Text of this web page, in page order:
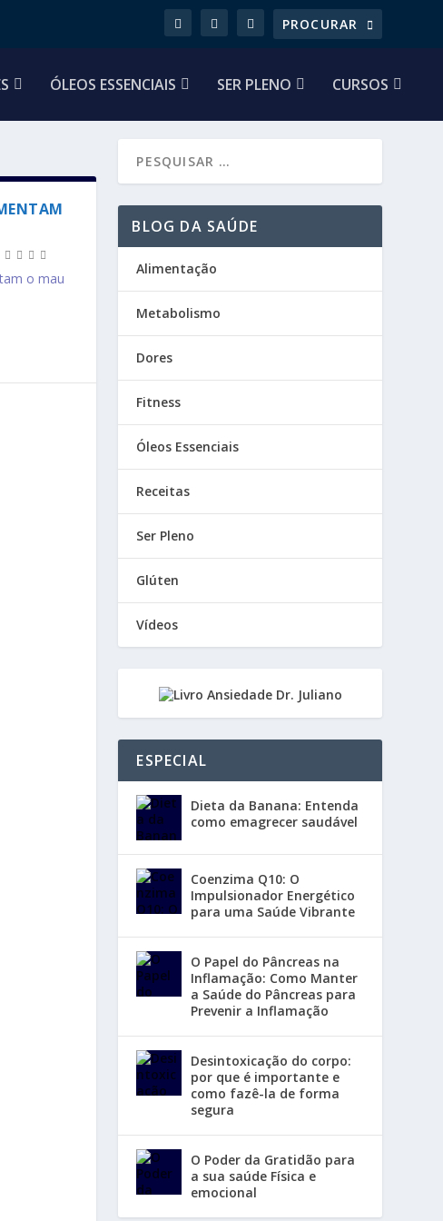
ÓLEOS ESSENCIAIS SER PLENO CURSOS
o mau
BLOG DA SAÚDE
Alimentação
Metabolismo
Dores
Fitness
Óleos Essenciais
Receitas
Ser Pleno
Glúten
Vídeos
ESPECIAL
Dieta da Banana: Entenda
como emagrecer saudável
Coenzima Q10: O
Impulsionador Energético
para uma Saúde Vibrante
O Papel do Pâncreas na
Inflamação: Como Manter
a Saúde do Pâncreas para
Prevenir a Inflamação
Desintoxicação do corpo:
por que é importante e
como fazê-la de forma
segura
O Poder da Gratidão para
a sua saúde Física e
emocional